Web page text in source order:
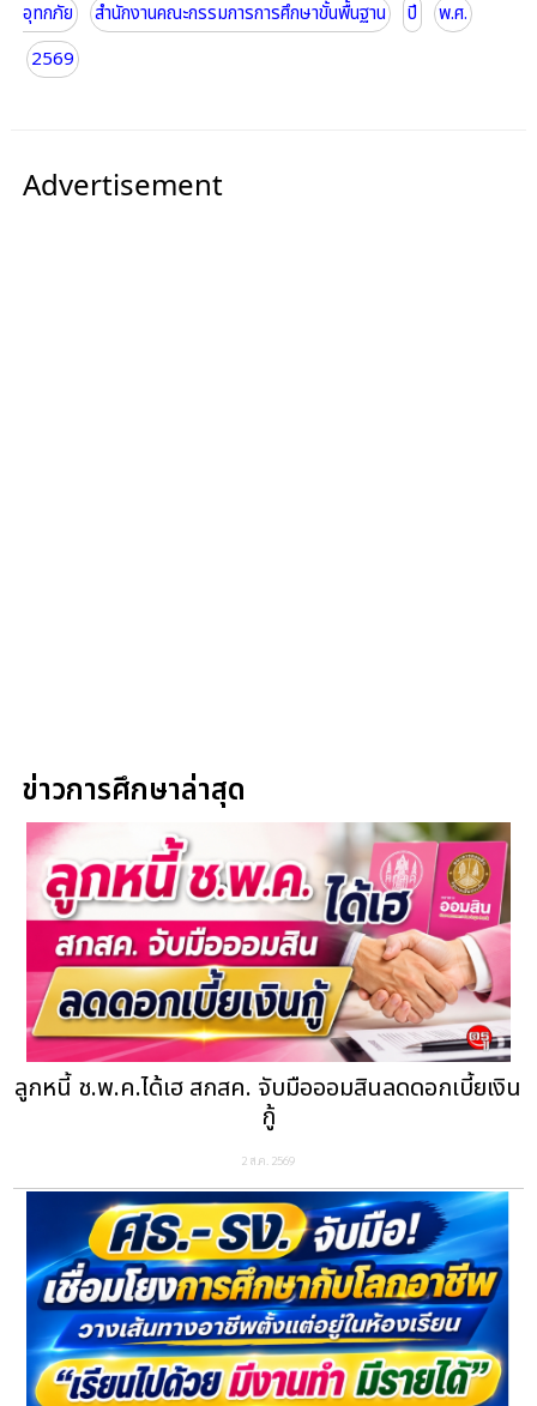
อุทกภัย สำนักงานคณะกรรมการการศึกษาขั้นพื้นฐาน ปี
พ.ศ.
2569
Advertisement
ข่าวการศึกษาล่าสุด
ลูกหนี้ ช.พ.ค.ได้เฮ สกสค. จับมือออมสินลดดอกเบี้ยเงิน
กู้
2 ส.ค. 2569